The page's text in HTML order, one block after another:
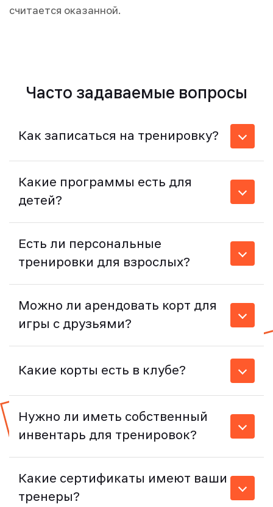
считается оказанной.
Часто задаваемые вопросы
Как записаться на тренировку?
Какие программы есть для
детей?
Есть ли персональные
тренировки для взрослых?
Можно ли арендовать корт для
игры с друзьями?
Какие корты есть в клубе?
Нужно ли иметь собственный
инвентарь для тренировок?
Какие сертификаты имеют ваши
тренеры?